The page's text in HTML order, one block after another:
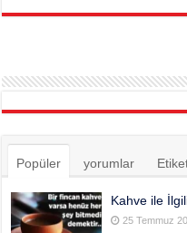
Popüler yorumlar
Kahve ile
25 Temmuz